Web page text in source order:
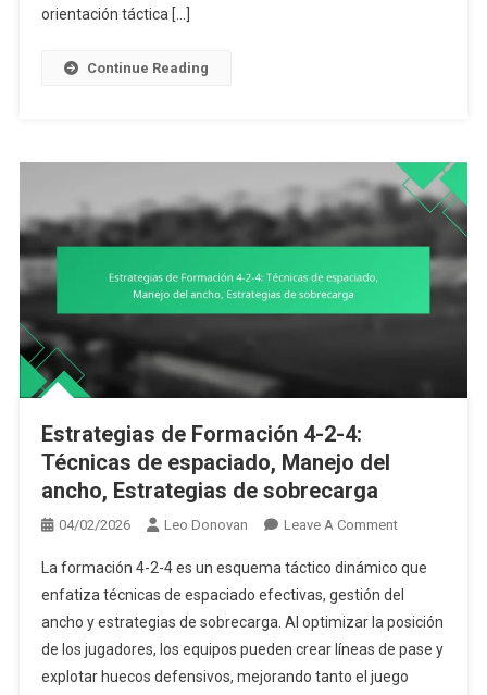
orientación táctica […]
Continue Reading
Estrategias de Formación 4-2-4:
Técnicas de espaciado, Manejo del
ancho, Estrategias de sobrecarga
04/02/2026 Leo Donovan Leave A CommentOn
De
Formación
4-
2-
4:
La formación 4-2-4 es un esquema táctico dinámico que
enfatiza técnicas de espaciado efectivas, gestión del
ancho y estrategias de sobrecarga. Al optimizar la posición
de los jugadores, los equipos pueden crear líneas de pase y
explotar huecos defensivos, mejorando tanto el juego